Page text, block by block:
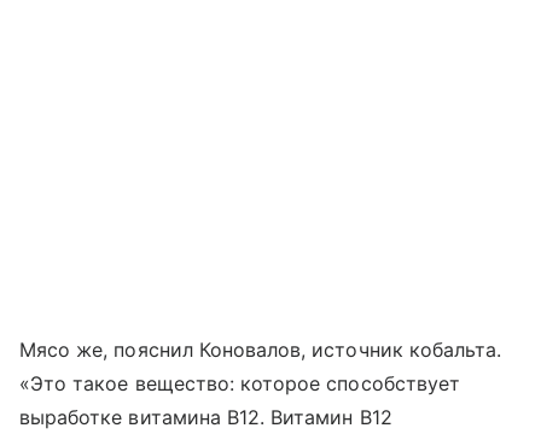
Мясо же, пояснил Коновалов, источник кобальта.
«Это такое вещество: которое способствует
выработке витамина В12. Витамин В12